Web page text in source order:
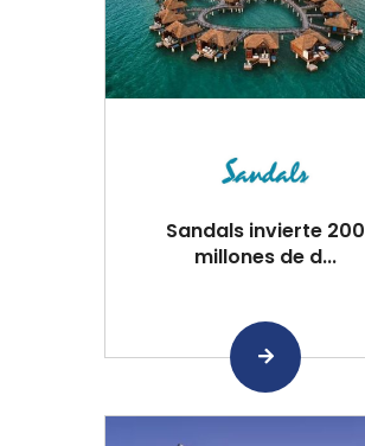
Sandals invierte 200
millones de d...